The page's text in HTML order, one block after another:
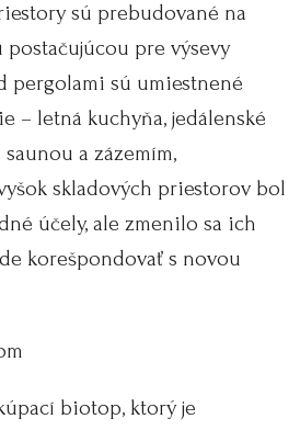
sú prebudované na
pre výsevy
pergolami sú umiestnené
– letná kuchyňa, jedálenské
a zázemím,
skladových priestorov bol
účely, ale zmenilo sa ich
korešpondovať s novou
biotop, ktorý je